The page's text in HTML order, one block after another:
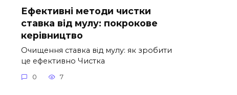
Ефективні методи чистки
ставка від мулу: покрокове
керівництво
Очищення ставка від мулу: як зробити
це ефективно Чистка
0 7